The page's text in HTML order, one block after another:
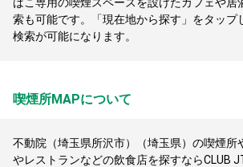
索も可能です。「現在地から探す」をタップ
検索が可能になります。
喫煙所MAPについて
不動院（埼玉県所沢市）（埼玉県）の喫煙所
やレストランなどの飲食店を探すならCLUB